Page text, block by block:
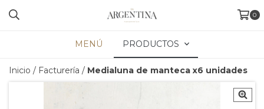
0
MENÚ PRODUCTOS
Inicio / Facturería / Medialuna de manteca x6 unidades